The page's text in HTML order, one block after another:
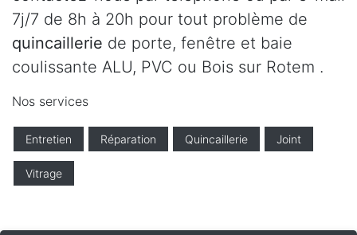
7j/7 de 8h à 20h pour tout problème de
quincaillerie de porte, fenêtre et baie
coulissante ALU, PVC ou Bois sur Rotem .
Nos services
Entretien Réparation Quincaillerie Joint
Vitrage